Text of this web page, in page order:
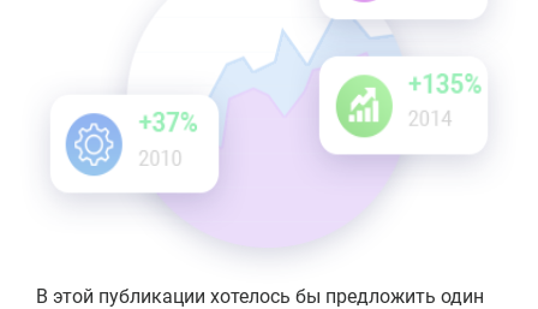
В этой публикации хотелось бы предложить один